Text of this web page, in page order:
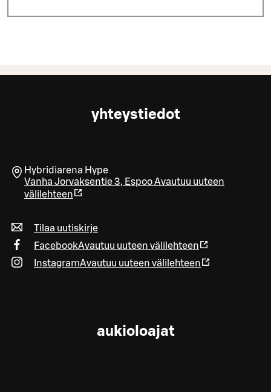
yhteystiedot
Hybridiarena Hype
Vanha Jorvaksentie 3, EspooAvautuu uuteen
välilehteen
Tilaa uutiskirje
FacebookAvautuu uuteen välilehteen
InstagramAvautuu uuteen välilehteen
aukioloajat